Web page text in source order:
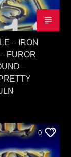
– IRON
FUROR
–
0